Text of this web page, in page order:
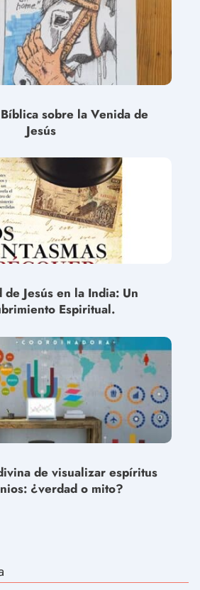
sobre la Venida de
Jesús
de Jesús en la India: Un
Espiritual.
de visualizar espíritus
¿verdad o mito?